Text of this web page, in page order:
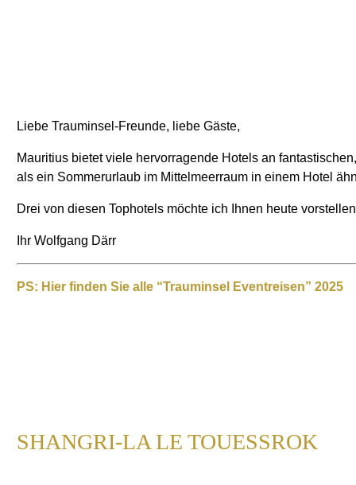
Liebe Trauminsel-Freunde, liebe Gäste,
Mauritius bietet viele hervorragende Hotels an
als ein Sommerurlaub im Mittelmeerraum in einem Hotel
Drei von diesen Tophotels möchte ich Ihnen heute
Ihr Wolfgang Därr
PS: Hier finden Sie alle “Trauminsel Eventreisen” 2025
SHANGRI-LA LE TOUESSROK